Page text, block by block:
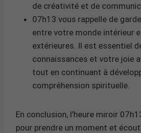
de créativité et de
07h13 vous rappelle de
entre votre monde intérieur
extérieures. Il est essentiel
connaissances et votre joie
tout en continuant à
compréhension spirituelle.
En conclusion, l’heure miroir
pour prendre un moment et